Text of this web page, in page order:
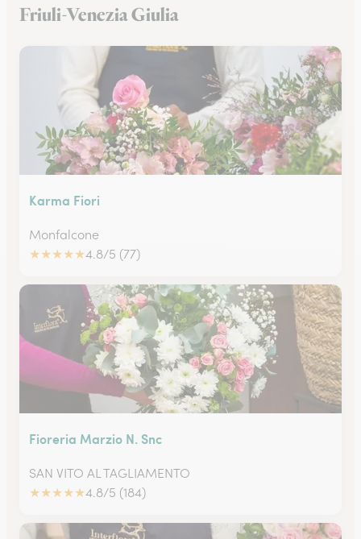
Friuli-Venezia Giulia
Karma Fiori
Monfalcone
★★★★★4.8/5 (77)
Fioreria Marzio N. Snc
SAN VITO AL TAGLIAMENTO
★★★★★4.8/5 (184)